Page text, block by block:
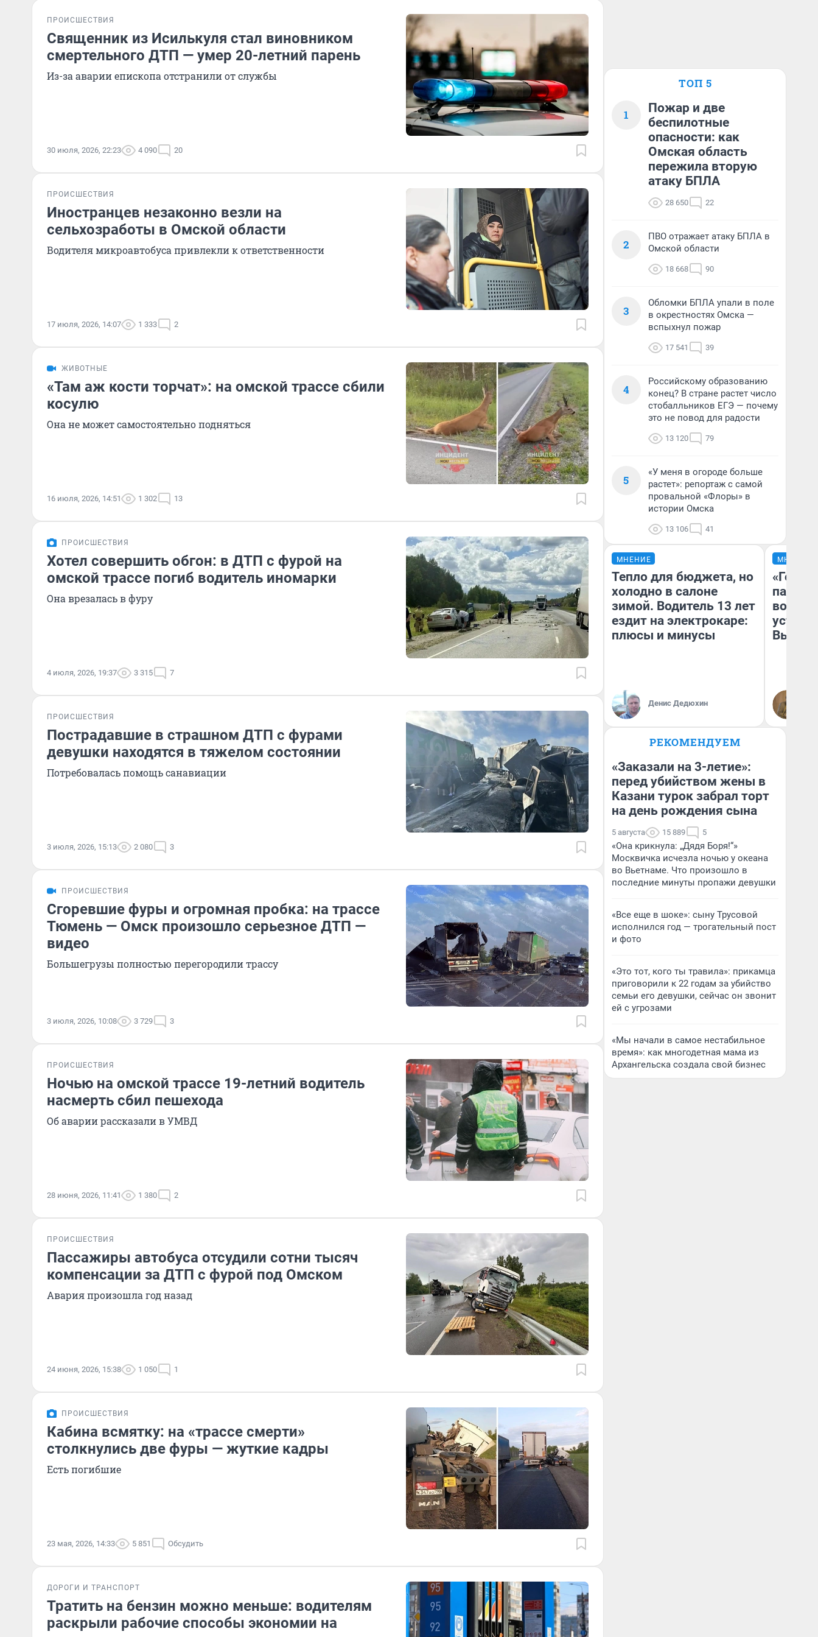
ПРОИСШЕСТВИЯ
Священник из Исилькуля стал виновником
смертельного ДТП — умер 20-летний парень
Из-за аварии епископа отстранили от службы
30 июля, 2026, 22:23 4 090 20
ПРОИСШЕСТВИЯ
Иностранцев незаконно везли на
сельхозработы в Омской области
Водителя микроавтобуса привлекли к ответственности
17 июля, 2026, 14:07 1 333 2
ЖИВОТНЫЕ
«Там аж кости торчат»: на омской трассе сбили
косулю
Она не может самостоятельно подняться
16 июля, 2026, 14:51 1 302 13
ПРОИСШЕСТВИЯ
Хотел совершить обгон: в ДТП с фурой на
омской трассе погиб водитель иномарки
Она врезалась в фуру
4 июля, 2026, 19:37 3 315 7
ПРОИСШЕСТВИЯ
Пострадавшие в страшном ДТП с фурами
девушки находятся в тяжелом состоянии
Потребовалась помощь санавиации
3 июля, 2026, 15:13 2 080 3
ПРОИСШЕСТВИЯ
Сгоревшие фуры и огромная пробка: на трассе
Тюмень — Омск произошло серьезное ДТП —
видео
Большегрузы полностью перегородили трассу
3 июля, 2026, 10:08 3 729 3
ПРОИСШЕСТВИЯ
Ночью на омской трассе 19-летний водитель
насмерть сбил пешехода
Об аварии рассказали в УМВД
28 июня, 2026, 11:41 1 380 2
ПРОИСШЕСТВИЯ
Пассажиры автобуса отсудили сотни тысяч
компенсации за ДТП с фурой под Омском
Авария произошла год назад
24 июня, 2026, 15:38 1 050 1
ПРОИСШЕСТВИЯ
Кабина всмятку: на «трассе смерти»
столкнулись две фуры — жуткие кадры
Есть погибшие
23 мая, 2026, 14:33 5 851 Обсудить
ДОРОГИ И ТРАНСПОРТ
Тратить на бензин можно меньше: водителям
раскрыли рабочие способы экономии на
ТОП 5
1
Пожар и две
беспилотные
опасности: как
Омская область
пережила вторую
атаку БПЛА
28 650 22
2
ПВО отражает атаку БПЛА в
Омской области
18 668 90
3
Обломки БПЛА упали в поле
в окрестностях Омска —
вспыхнул пожар
17 541 39
4
Российскому образованию
конец? В стране растет число
стобалльников ЕГЭ — почему
это не повод для радости
13 120 79
5
«У меня в огороде больше
растет»: репортаж с самой
провальной «Флоры» в
истории Омска
13 106 41
МНЕНИЕ
Тепло для бюджета, но
холодно в салоне
зимой. Водитель 13 лет
ездит на электрокаре:
плюсы и минусы
Денис Дедюхин
МНЕНИЕ
РЕКОМЕНДУЕМ
«Заказали на 3-летие»:
перед убийством жены в
Казани турок забрал торт
на день рождения сына
5 августа 15 889 5
«Она крикнула: „Дядя Боря!“»
Москвичка исчезла ночью у океана
во Вьетнаме. Что произошло в
последние минуты пропажи девушки
«Все еще в шоке»: сыну Трусовой
исполнился год — трогательный пост
и фото
«Это тот, кого ты травила»: прикамца
приговорили к 22 годам за убийство
семьи его девушки, сейчас он звонит
ей с угрозами
«Мы начали в самое нестабильное
время»: как многодетная мама из
Архангельска создала свой бизнес